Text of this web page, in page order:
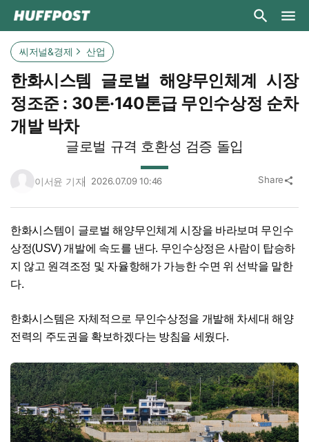
씨저널&경제 산업
한화시스템 글로벌 해양무인체계 시장
정조준 : 30톤·140톤급 무인수상정 순차
개발 박차
글로벌 규격 호환성 검증 돌입
이서윤 기자 2026.07.09 10:46 Share share
한화시스템이 글로벌 해양무인체계 시장을 바라보며 무인수
상정(USV) 개발에 속도를 낸다. 무인수상정은 사람이 탑승하
지 않고 원격조정 및 자율항해가 가능한 수면 위 선박을 말한
다.
한화시스템은 자체적으로 무인수상정을 개발해 차세대 해양
전력의 주도권을 확보하겠다는 방침을 세웠다.